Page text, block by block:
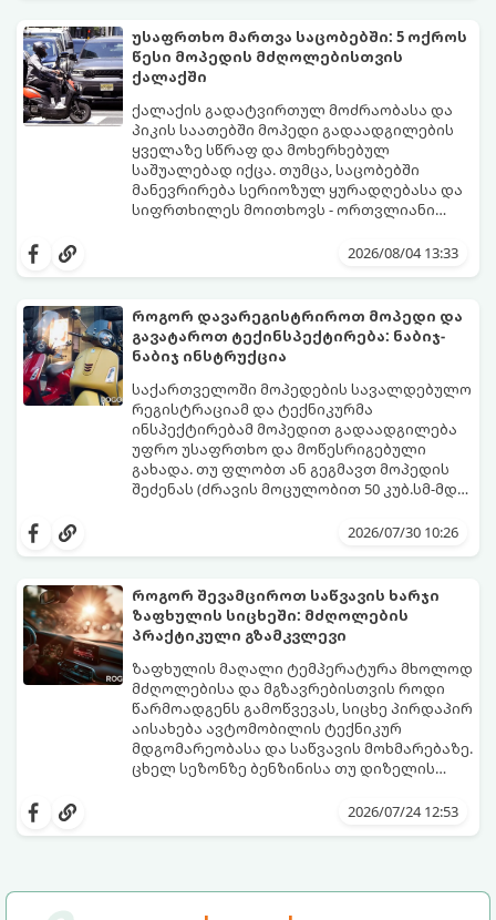
როგორ მოვაგვაროთ ისინი.
უსაფრთხო მართვა საცობებში: 5 ოქროს
წესი მოპედის მძღოლებისთვის
ქალაქში
ქალაქის გადატვირთულ მოძრაობასა და
პიკის საათებში მოპედი გადაადგილების
ყველაზე სწრაფ და მოხერხებულ
საშუალებად იქცა. თუმცა, საცობებში
მანევრირება სერიოზულ ყურადღებასა და
სიფრთხილეს მოითხოვს - ორთვლიანი
შედარებით ბევრად მოწყვლადია.
იყოს მშვიდი, სწრაფი და უსაფრთხო,
გაითვალისწინოს.
2026/08/04 13:33
როგორ დავარეგისტრიროთ მოპედი და
გავატაროთ ტექინსპექტირება: ნაბიჯ-
ნაბიჯ ინსტრუქცია
საქართველოში მოპედების სავალდებულო
რეგისტრაციამ და ტექნიკურმა
ინსპექტირებამ მოპედით გადაადგილება
უფრო უსაფრთხო და მოწესრიგებული
გახადა. თუ ფლობთ ან გეგმავთ მოპედის
შეძენას (ძრავის მოცულობით 50 კუბ.სმ-მდე
მდე), აუცილებელია იცოდეთ, როგორ
ინსტრუქციას პროცედურების, საჭირო
2026/07/30 10:26
როგორ შევამციროთ საწვავის ხარჯი
ზაფხულის სიცხეში: მძღოლების
პრაქტიკული გზამკვლევი
ზაფხულის მაღალი ტემპერატურა მხოლოდ
მძღოლებისა და მგზავრებისთვის როდი
წარმოადგენს გამოწვევას, სიცხე პირდაპირ
აისახება ავტომობილის ტექნიკურ
მდგომარეობასა და საწვავის მოხმარებაზე.
ცხელ სეზონზე ბენზინისა თუ დიზელის
ავტომატურად ზრდის ყოველდღიურ
პრაქტიკული წესის ცოდნით2026/07/24 12:53